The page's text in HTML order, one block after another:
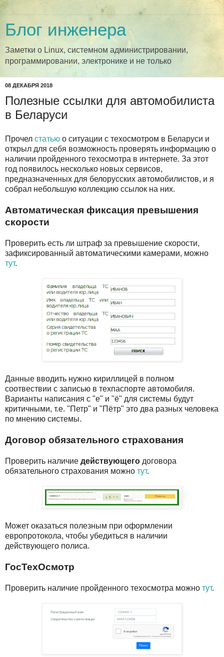
Блог инженера
Заметки о Linux, системном администрировании,
программировании, электронике и не только
08 ДЕКАБРЯ 2018
Полезные ссылки для автомобилиста
в Беларуси
Прочел статью о ситуации с техосмотром в Беларуси и
открыл для себя возможность проверять информацию о
наличии пройденного техосмотра в интернете. За этот
год появилось несколько новых сервисов,
предназначенных для белорусских автомобилистов, и я
собрал небольшую коллекцию ссылок на них.
Автоматическая фиксация превышения
скорости
Проверить есть ли штраф за превышение скорости,
зафиксированный автоматическими камерами, можно
тут.
Данные вводить нужно кириллицей в полном
соотвествии с записью в техпаспорте автомобиля.
Варианты написания с "е" и "ё" для системы будут
критичными, т.е. "Петр" и "Пётр" это два разных человека
по мнению системы.
Договор обязательного страхования
Проверить наличие действующего договора
обязательного страхования можно тут.
Может оказаться полезным при оформлении
европротокола, чтобы убедиться в наличии
действующего полиса.
ГосТехОсмотр
Проверить наличие пройденного техосмотра можно тут.